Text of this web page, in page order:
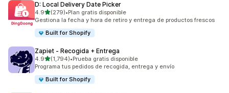
D: Local Delivery Date Picker
4.9de 5 estrellas
(279)
279 reseñas en total
•Plan gratis disponible
Gestiona la fecha y hora de retiro y entrega de productos frescos
Built for Shopify
Zapiet ‑ Recogida + Entrega
4.9de 5 estrellas
(1,794)
1794 reseñas en total
•Prueba gratis disponible
Programa tus pedidos de recogida, entrega y envío
Built for Shopify